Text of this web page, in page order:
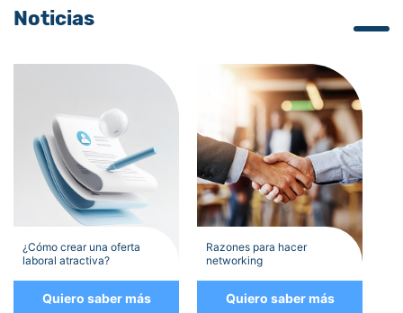
Noticias
¿Cómo crear una oferta
laboral atractiva?
Quiero saber más
Razones para hacer
networking
Quiero saber más